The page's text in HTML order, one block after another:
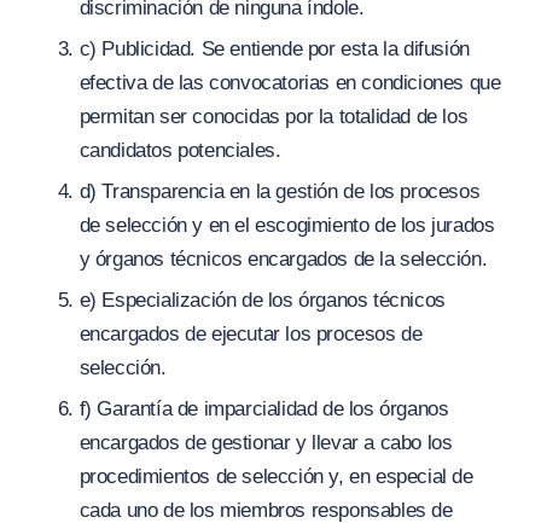
discriminación de ninguna índole.
c) Publicidad. Se entiende por esta la difusión
efectiva de las convocatorias en condiciones que
permitan ser conocidas por la totalidad de los
candidatos potenciales.
d) Transparencia en la gestión de los procesos
de selección y en el escogimiento de los jurados
y órganos técnicos encargados de la selección.
e) Especialización de los órganos técnicos
encargados de ejecutar los procesos de
selección.
f) Garantía de imparcialidad de los órganos
encargados de gestionar y llevar a cabo los
procedimientos de selección y, en especial de
cada uno de los miembros responsables de